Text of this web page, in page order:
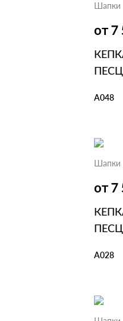
Шапки
от 7
А048
Шапки
от 7
А028